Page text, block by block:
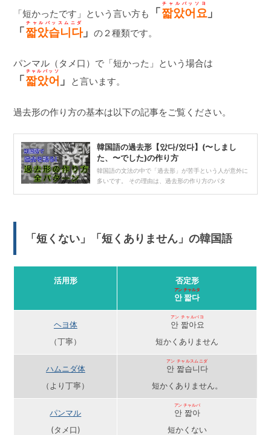
「短かったです」という言い方も 「짧았어요
チャルバッソヨ
」
「짧았습니다
チャルバッスムニダ
」の２種類です。
パンマル（タメ口）で「短かった」という場合は
「짧았어
チャルバッソ
」 と言います。
過去形の作り方の基本は以下の記事をご覧ください。
韓国語の過去形【았다/었다】(〜しまし
た、〜でした)の作り方
韓国語の文法の中で「過去形」が苦手という人が意外に
多いです。 その理由は、過去形の作り方のパタ
「短くない」「短くありません」の韓国語
活用形
否定形
안 짧다
アン チャルタ
ヘヨ体
（丁寧）
안 짧아요
アン チャルバヨ
短かくありません
ハムニダ体
（より丁寧）
안 짧습니다
アン チャルスムニダ
短かくありません。
パンマル
(タメ口)
안 짧아
アン チャルバ
短かくない